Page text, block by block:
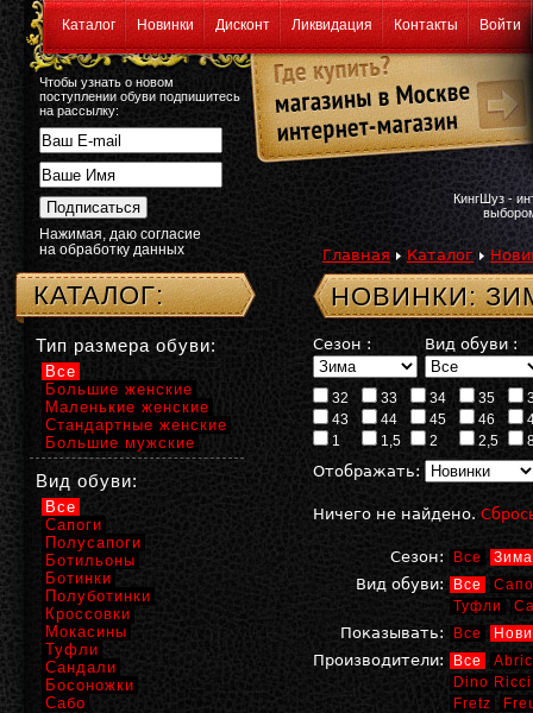
Каталог Новинки Дисконт Ликвидация Контакты Войти
Чтобы узнать о новом
поступлении обуви подпишитесь
на рассылку:
Нажимая, даю согласие
на обработку данных
КингШуз -
Главная Каталог
НОВИНКИ:
Сезон : Вид обуви :
32 33 34 35
43
44 45 46
1
1,5 2 2,5
Отображать:
Ничего не найдено.
Сезон: Все Зима
Вид обуви: Все
Туфли
Показывать: Все
Производители: Все
Dino Ricci
Fretz
КАТАЛОГ:
Тип размера обуви:
Все
Большие женские
Маленькие женские
Стандартные женские
Большие мужские
Вид обуви:
Все
Сапоги
Полусапоги
Ботильоны
Ботинки
Полуботинки
Кроссовки
Мокасины
Туфли
Сандали
Босоножки
Сабо